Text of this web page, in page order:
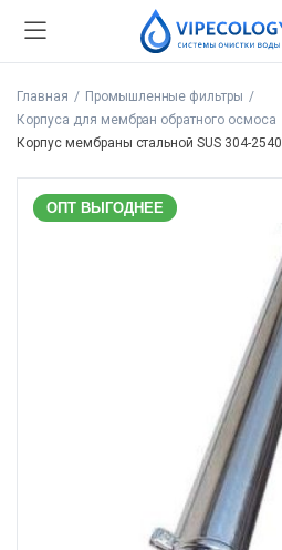
Главная
Промышленные фильтры
Корпуса для мембран обратного осмоса
Корпус мембраны стальной SUS 304-2540
ОПТ ВЫГОДНЕЕ